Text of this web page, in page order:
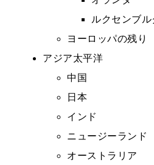
ルクセンブル
ヨーロッパの残り
アジア太平洋
中国
日本
インド
ニュージーランド
オーストラリア